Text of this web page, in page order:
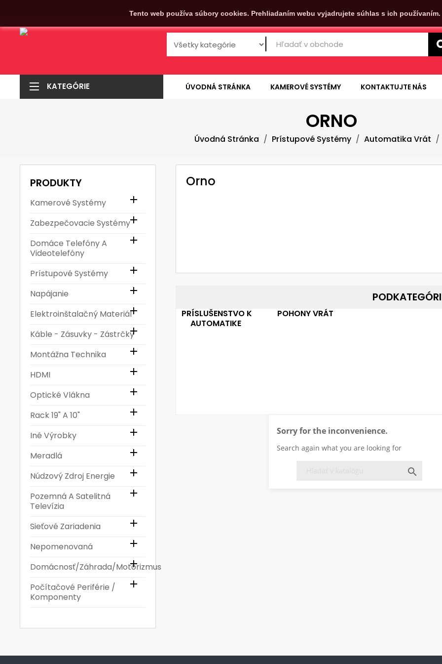
Tento web používa súbory cookies. Prehliadaním webu vyjadrujete súhlas s ich používaním.
ÚVODNÁ STRÁNKA KAMEROVÉ SYSTÉMY KONTAKTUJTE NÁS
KATEGÓRIE
ORNO
Úvodná Stránka Prístupové Systémy Automatika Vrát
PRODUKTY
Kamerové Systémy 
Zabezpečovacie Systémy
Domáce Telefóny A
Videotelefóny

Prístupové Systémy 
Napájanie 
Elektroinštalačný Materiál
Káble - Zásuvky - Zástrčky

Montážna Technika 
HDMI 
Optické Vlákna 
Rack 19" A 10" 
Iné Výrobky 
Meradlá 
Núdzový Zdroj Energie 
Pozemná A Satelitná
Televízia

Sieťové Zariadenia 
Nepomenovaná 
Domácnosť/Záhrada/Motorizmus

Počítačové Periférie /
Komponenty

Orno
PRÍSLUŠENSTVO K
AUTOMATIKE
POHONY VRÁT
Sorry for the inconvenience.
Search again what you are looking for
